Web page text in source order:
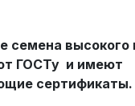
семена высокого
ГОСТу и имеют
сертификаты.